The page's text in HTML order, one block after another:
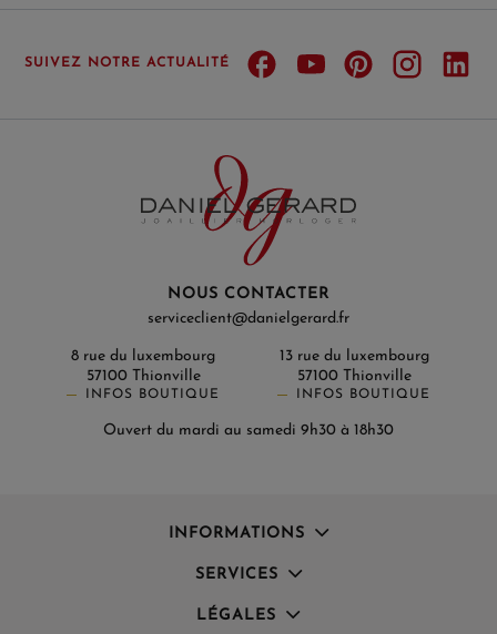
SUIVEZ NOTRE ACTUALITÉ
NOUS CONTACTER
serviceclient@danielgerard.fr
8 rue du luxembourg
57100 Thionville
INFOS BOUTIQUE
13 rue du luxembourg
57100 Thionville
INFOS BOUTIQUE
Ouvert du mardi au samedi 9h30 à 18h30
INFORMATIONS
SERVICES
LÉGALES